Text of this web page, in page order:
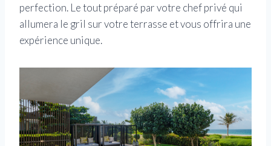
perfection. Le tout préparé par votre chef privé qui
allumera le gril sur votre terrasse et vous offrira une
expérience unique.